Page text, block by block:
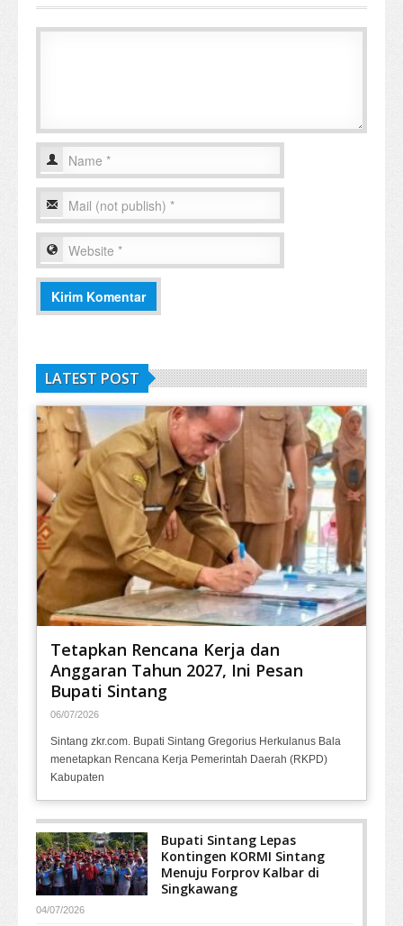
LATEST POST
Tetapkan Rencana Kerja dan
Anggaran Tahun 2027, Ini Pesan
Bupati Sintang
06/07/2026
Sintang zkr.com. Bupati Sintang Gregorius Herkulanus Bala
menetapkan Rencana Kerja Pemerintah Daerah (RKPD)
Kabupaten
Bupati Sintang Lepas
Kontingen KORMI Sintang
Menuju Forprov Kalbar di
Singkawang
04/07/2026